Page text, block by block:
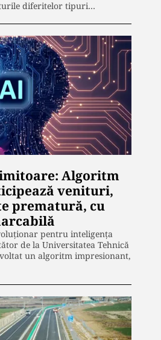
diferitelor tipuri…
Algoritm
venituri,
prematură, cu
pentru inteligența
de la Universitatea Tehnică
un algoritm impresionant,